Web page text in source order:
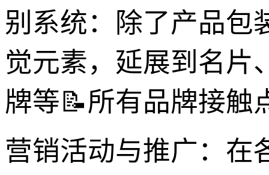
别系统：除了产品包
觉元素，延展到名片
牌等📝所有品牌接触
营销活动与推广：在